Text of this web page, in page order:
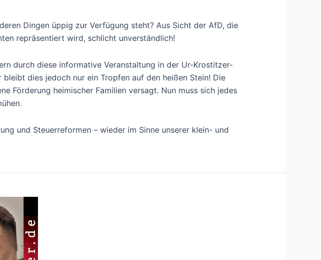
Dingen üppig zur Verfügung steht? Aus Sicht der AfD, die
repräsentiert wird, schlicht unverständlich!
durch diese informative Veranstaltung in der Ur-Krostitzer-
dies jedoch nur ein Tropfen auf den heißen Stein! Die
Förderung heimischer Familien versagt. Nun muss sich jedes
und Steuerreformen – wieder im Sinne unserer klein- und